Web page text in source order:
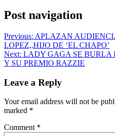
Post navigation
Previous: APLAZAN
LOPEZ,,HIJO DE ‘EL CHAPO’
Next: LADY GAGA SE BURLA
Y SU PREMIO RAZZIE
Leave a Reply
Your email address will not be
marked *
Comment *